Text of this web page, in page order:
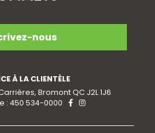
nous
À LA CLIENTÈLE
Bromont QC J2L 1J6
: 450 534-0000